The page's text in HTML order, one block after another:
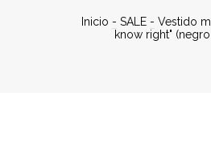
Inicio - SALE - Vestido
know right" (negro